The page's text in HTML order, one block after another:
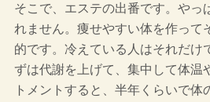
そこで、エステの出番です。やっ
れません。痩せやすい体を作って
的です。冷えている人はそれだけ
ずは代謝を上げて、集中して体温
トメントすると、半年くらいで体